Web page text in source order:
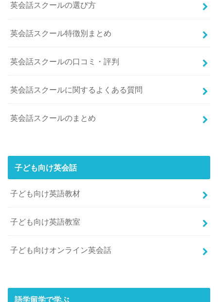
英会話スクールの選び方
英会話スクール特徴別まとめ
英会話スクールの口コミ・評判
英会話スクールに関するよくある質問
英会話スクールのまとめ
子ども向け英会話
子ども向け英語教材
子ども向け英語教室
子ども向けオンライン英会話
語学留学で学ぶ